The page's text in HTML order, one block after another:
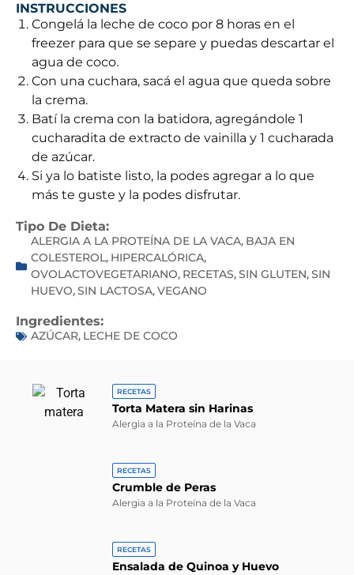
INSTRUCCIONES
Congelá la leche de coco por 8 horas en el
freezer para que se separe y puedas descartar el
agua de coco.
Con una cuchara, sacá el agua que queda sobre
la crema.
Batí la crema con la batidora, agregándole 1
cucharadita de extracto de vainilla y 1 cucharada
de azúcar.
Si ya lo batiste listo, la podes agregar a lo que
más te guste y la podes disfrutar.
Tipo De Dieta:
ALERGIA A LA PROTEÍNA DE LA VACA, BAJA EN
COLESTEROL, HIPERCALÓRICA,
OVOLACTOVEGETARIANO, RECETAS,SIN GLUTEN,SIN
HUEVO,SIN LACTOSA,VEGANO
Ingredientes:
AZÚCAR, LECHE DE COCO
RECETAS
Torta Matera sin Harinas
Alergia a la Proteína de la Vaca
RECETAS
Crumble de Peras
Alergia a la Proteína de la Vaca
RECETAS
Ensalada de Quinoa y Huevo